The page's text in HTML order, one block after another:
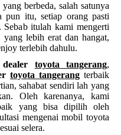
berbeda, salah satunya
pun itu, setiap orang pasti
Sebab itulah kami mengerti
lebih erat dan hangat,
terlebih dahulu.
toyota tangerang,
toyota tangerang terbaik
sahabat sendiri lah yang
Oleh karenanya, kami
yang bisa dipilih oleh
mengenai mobil toyota
selera.